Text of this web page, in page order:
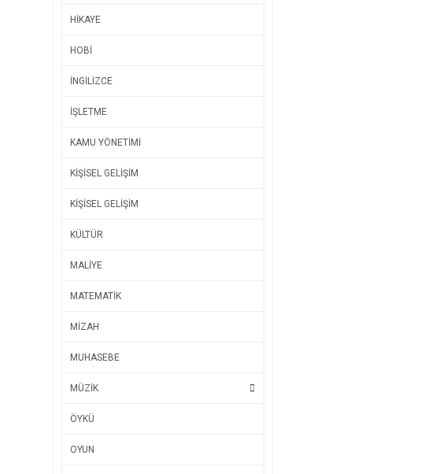
HİKAYE
HOBİ
İNGİLİZCE
İŞLETME
KAMU YÖNETİMİ
KİŞİSEL GELİŞİM
KİŞİSEL GELİŞİM
KÜLTÜR
MALİYE
MATEMATİK
MİZAH
MUHASEBE
MÜZİK
ÖYKÜ
OYUN